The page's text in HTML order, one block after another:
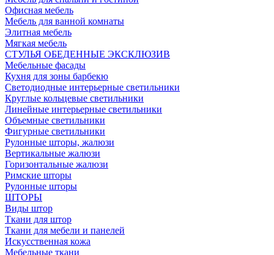
Офисная мебель
Мебель для ванной комнаты
Элитная мебель
Мягкая мебель
СТУЛЬЯ ОБЕДЕННЫЕ ЭКСКЛЮЗИВ
Мебельные фасады
Кухня для зоны барбекю
Светодиодные интерьерные светильники
Круглые кольцевые светильники
Линейные интерьерные светильники
Объемные светильники
Фигурные светильники
Рулонные шторы, жалюзи
Вертикальные жалюзи
Горизонтальные жалюзи
Римские шторы
Рулонные шторы
ШТОРЫ
Виды штор
Ткани для штор
Ткани для мебели и панелей
Искусственная кожа
Мебельные ткани